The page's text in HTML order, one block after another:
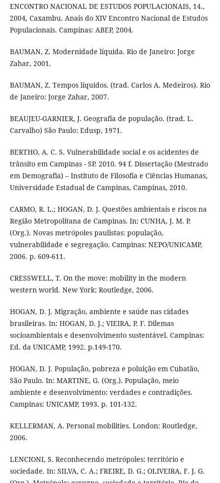
ENCONTRO NACIONAL DE ESTUDOS POPULACIONAIS, 14.,
2004, Caxambu. Anais do XIV Encontro Nacional de Estudos
Populacionais. Campinas: ABEP, 2004.
BAUMAN, Z. Modernidade líquida. Rio de Janeiro: Jorge
Zahar, 2001.
BAUMAN, Z. Tempos líquidos. (trad. Carlos A. Medeiros). Rio
de Janeiro: Jorge Zahar, 2007.
BEAUJEU-GARNIER, J. Geografia de população. (trad. L.
Carvalho) São Paulo: Edusp, 1971.
BERTHO, A. C. S. Vulnerabilidade social e os acidentes de
trânsito em Campinas - SP. 2010. 94 f. Dissertação (Mestrado
em Demografia) – Instituto de Filosofia e Ciências Humanas,
Universidade Estadual de Campinas, Campinas, 2010.
CARMO, R. L.; HOGAN, D. J. Questões ambientais e riscos na
Região Metropolitana de Campinas. In: CUNHA, J. M. P.
(Org.). Novas metrópoles paulistas: população,
vulnerabilidade e segregação. Campinas: NEPO/UNICAMP,
2006. p. 609-611.
CRESSWELL, T. On the move: mobility in the modern
western world. New York: Routledge, 2006.
HOGAN, D. J. Migração, ambiente e saúde nas cidades
brasileiras. In: HOGAN, D. J.; VIEIRA, P. F. Dilemas
socioambientais e desenvolvimento sustentável. Campinas:
Ed. da UNICAMP, 1992. p.149-170.
HOGAN, D. J. População, pobreza e poluição em Cubatão,
São Paulo. In: MARTINE, G. (Org.). População, meio
ambiente e desenvolvimento: verdades e contradições.
Campinas: UNICAMP, 1993. p. 101-132.
KELLERMAN, A. Personal mobilities. London: Routledge,
2006.
LENCIONI, S. Reconhecendo metrópoles: território e
sociedade. In: SILVA, C. A.; FREIRE, D. G.; OLIVEIRA, F. J. G.